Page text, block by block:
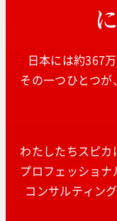
日本には約367
その一つひとつ
わたしたちスピ
プロフェッショ
コンサルティン